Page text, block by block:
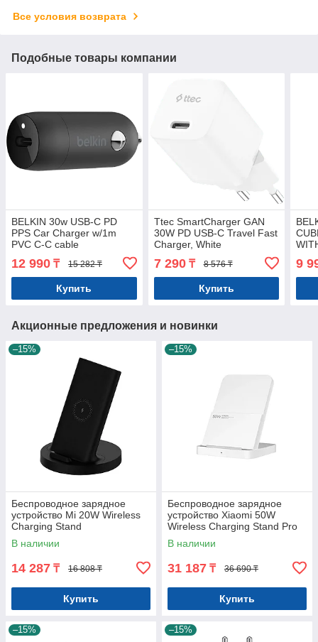
Все условия возврата
Подобные товары компании
BELKIN 30w USB-C PD
PPS Car Charger w/1m
PVC C-C cable
12 990 ₸ 15 282 ₸
Купить
Ttec SmartCharger GAN
30W PD USB-C Travel Fast
Charger, White
7 290₸ 8 576 ₸
Купить
9
Акционные предложения и новинки
–15%
Беспроводное зарядное
устройство Mi 20W Wireless
Charging Stand
В наличии
14 287 ₸ 16 808 ₸
Купить
–15%
Беспроводное зарядное
устройство Xiaomi 50W
Wireless Charging Stand Pro
В наличии
31 187 ₸ 36 690 ₸
Купить
–15% –15%